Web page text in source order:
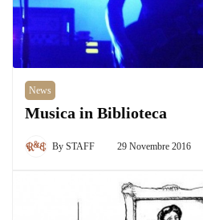
News
Musica in Biblioteca
By STAFF 29 Novembre 2016